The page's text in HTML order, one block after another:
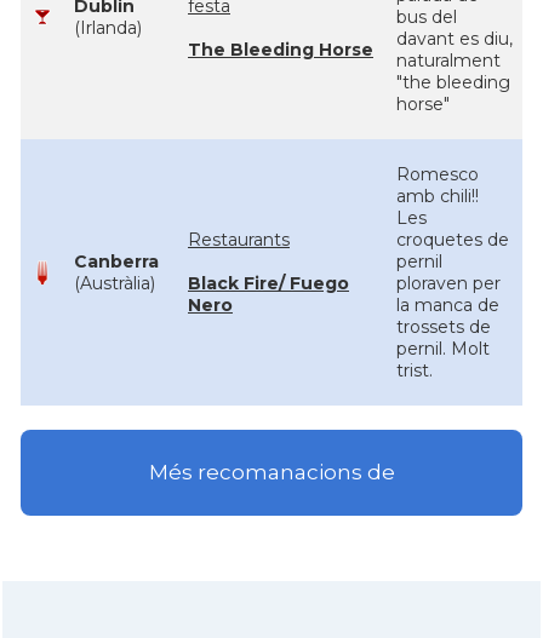
Dublin
(Irlanda)
festa
The Bleeding Horse
bus del
davant es diu,
naturalment
"the bleeding
horse"
Canberra
(Austràlia)
Restaurants
Black Fire/ Fuego
Nero
Romesco
amb chili!!
Les
croquetes de
pernil
ploraven per
la manca de
trossets de
pernil. Molt
trist.
Més recomanacions de